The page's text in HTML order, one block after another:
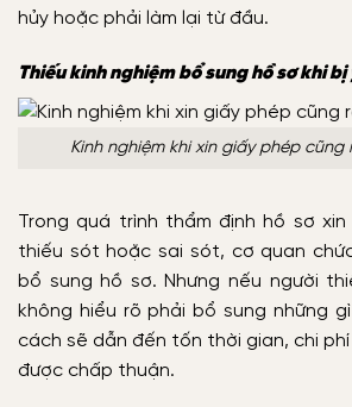
hủy hoặc phải làm lại từ đầu.
Thiếu kinh nghiệm bổ sung hồ sơ khi bị
Kinh nghiệm khi xin giấy phép
Trong quá trình thẩm định hồ sơ
thiếu sót hoặc sai sót, cơ quan
bổ sung hồ sơ. Nhưng nếu người
không hiểu rõ phải bổ sung những
cách sẽ dẫn đến tốn thời gian, chi
được chấp thuận.